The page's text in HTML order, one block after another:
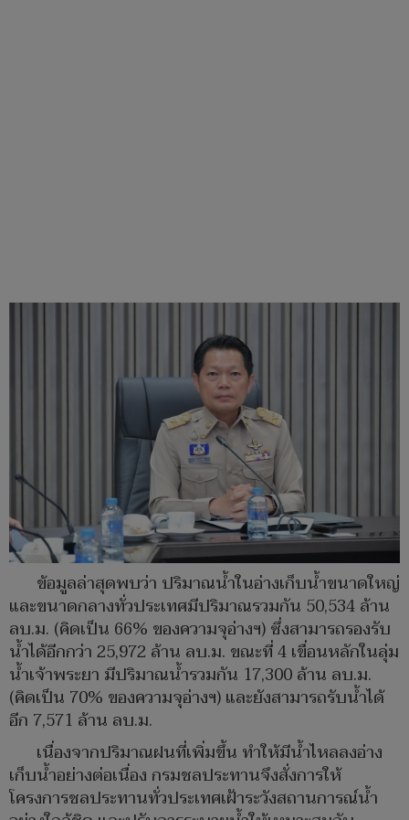
ข้อมูลล่าสุดพบว่า ปริมาณน้ำในอ่างเก็บน้ำขนาดใหญ่
และขนาดกลางทั่วประเทศมีปริมาณรวมกัน 50,534 ล้าน
ลบ.ม. (คิดเป็น 66% ของความจุอ่างฯ) ซึ่งสามารถรองรับ
น้ำได้อีกกว่า 25,972 ล้าน ลบ.ม. ขณะที่ 4 เขื่อนหลักในลุ่ม
น้ำเจ้าพระยา มีปริมาณน้ำรวมกัน 17,300 ล้าน ลบ.ม.
(คิดเป็น 70% ของความจุอ่างฯ) และยังสามารถรับน้ำได้
อีก 7,571 ล้าน ลบ.ม.
เนื่องจากปริมาณฝนที่เพิ่มขึ้น ทำให้มีน้ำไหลลงอ่าง
เก็บน้ำอย่างต่อเนื่อง กรมชลประทานจึงสั่งการให้
โครงการชลประทานทั่วประเทศเฝ้าระวังสถานการณ์น้ำ